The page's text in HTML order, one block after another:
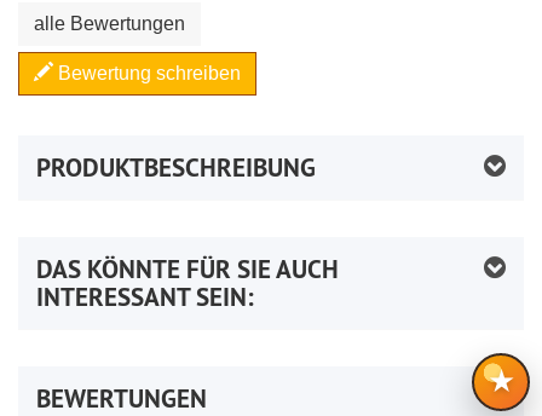
alle Bewertungen
Bewertung schreiben
PRODUKTBESCHREIBUNG
DAS KÖNNTE FÜR SIE AUCH
INTERESSANT SEIN:
BEWERTUNGEN ★